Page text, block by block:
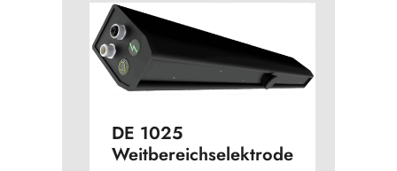
DE 1025
Weitbereichselektrode